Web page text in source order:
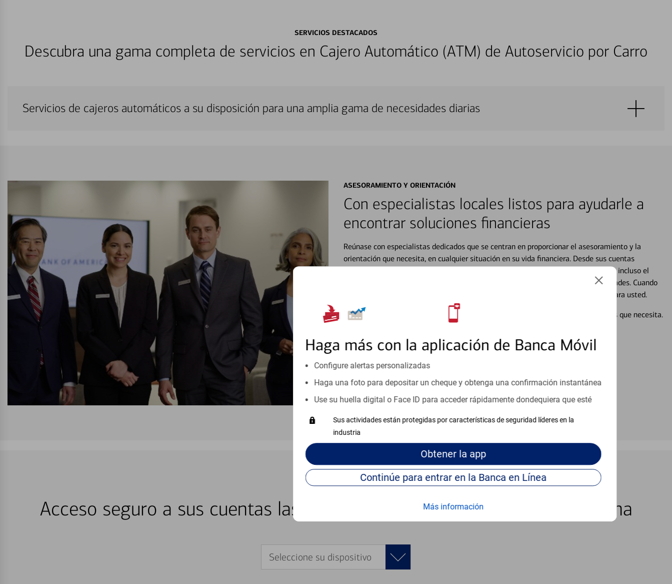
Haga más con la aplicación de Banca Móvil
Configure alertas personalizadas
Haga una foto para depositar un cheque y obtenga una confirmación instantánea
Use su huella digital o Face ID para acceder rápidamente dondequiera que esté
Sus actividades están protegidas por características de seguridad líderes en la
industria
Obtenerla app
Continúe para entrar en la Banca en Línea
Más información
SERVICIOS DESTACADOS
Descubra una gama completa de servicios en Cajero Automático (ATM) de Autoservicio por Carro
Servicios de cajeros automáticos a su disposición para una amplia gama de necesidades diarias
ASESORAMIENTO Y ORIENTACIÓN
Con especialistas locales listos para ayudarle a
encontrar soluciones financieras
Reúnase con especialistas dedicados que se centran en proporcionar el asesoramiento y la
orientación que necesita, en cualquier situación en su vida financiera. Desde sus cuentas
personales, hasta el ahorro para grandes compras, la planificación para su futuro, e incluso el
inicio o crecimiento de su negocio, su futuro se mueve de acuerdo con sus necesidades. Cuando
esté listo, un especialista trabajará con usted en un momento que sea adecuado para usted.
Vea si nuestro centro de ayuda en línea puede ayudar a proporcionar las respuestas que necesita.
Acceso seguro a sus cuentas las 24 horas del día, los 7 días de la semana
Seleccione su dispositivo